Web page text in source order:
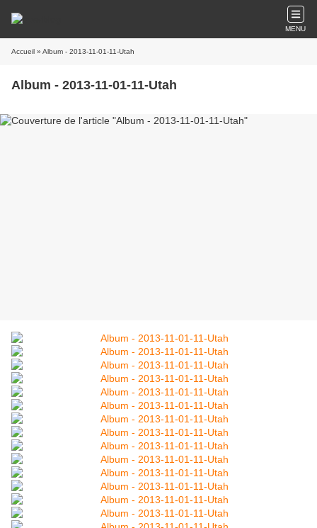
MENU
Accueil » Album - 2013-11-01-11-Utah
Album - 2013-11-01-11-Utah